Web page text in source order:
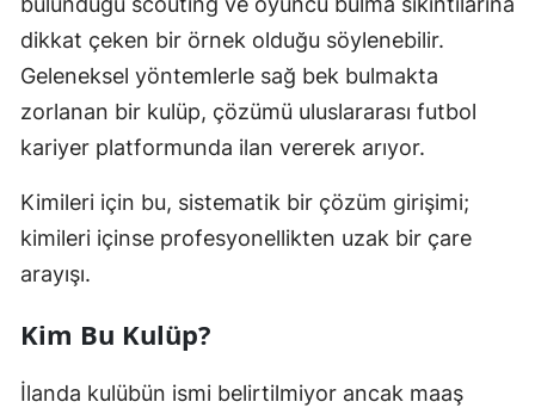
dikkat çeken bir örnek olduğu söylenebilir.
Geleneksel yöntemlerle sağ bek bulmakta
zorlanan bir kulüp, çözümü uluslararası futbol
kariyer platformunda ilan vererek arıyor.
Kimileri için bu, sistematik bir çözüm girişimi;
kimileri içinse profesyonellikten uzak bir çare
arayışı.
Kim Bu Kulüp?
İlanda kulübün ismi belirtilmiyor ancak maaş